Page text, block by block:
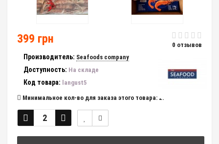
0 отзывов
399 грн
Производитель: Seafoods company
Доступность: На складе
Код товара: langust5
Минимальное кол-во для заказа этого товара: 2.